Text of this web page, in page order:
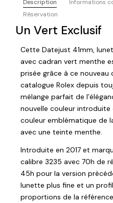
Description
Informations
Réservation
Un Vert Exclusif
Cette Datejust 41mm,
avec cadran vert menthe
prisée grâce à ce nouveau
catalogue Rolex depuis
mélange parfait de
nouvelle couleur introduite
couleur emblématique de
avec une teinte menthe.
Introduite en 2017 et
calibre 3235 avec 70h de
45h pour la version
lunette plus fine et un
proportions de la